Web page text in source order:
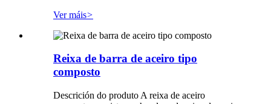
Ver máis>
Reixa de barra de aceiro tipo
composto
Descrición do produto A reixa de aceiro